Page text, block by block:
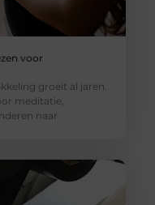
voor
groeit al jaren.
meditatie,
naar